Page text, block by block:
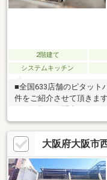
2階建て
システムキッチン
■全国633店舗のピタット
件をご紹介させて頂き
方◆◆是非当社にご相談
迎えはもちろん、最寄り
です♪ お客様のご条件を
境も一緒にご案内させて
ください■
大阪府大阪市